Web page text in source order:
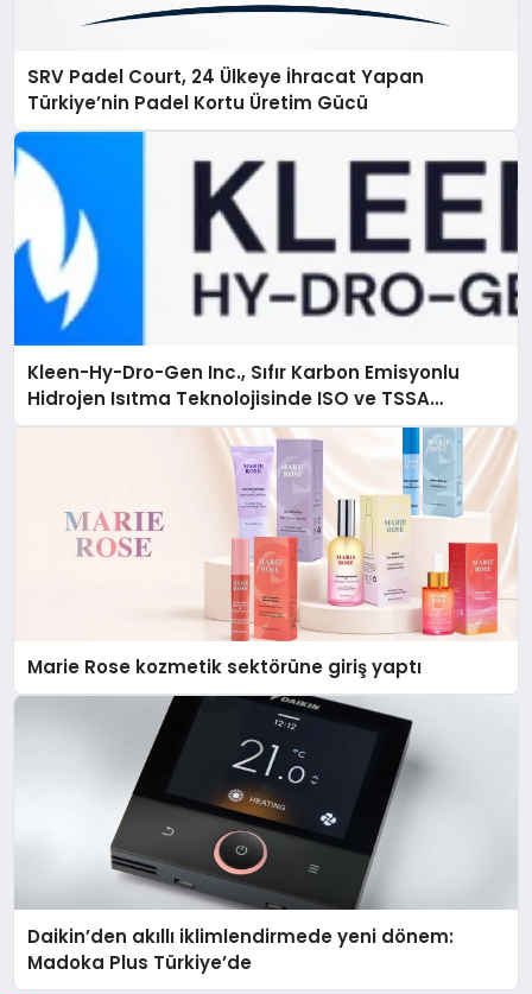
SRV Padel Court, 24 Ülkeye İhracat Yapan
Türkiye’nin Padel Kortu Üretim Gücü
Kleen-Hy-Dro-Gen Inc., Sıfır Karbon Emisyonlu
Hidrojen Isıtma Teknolojisinde ISO ve TSSA
Düzenleyici Onaylarını Aldı
Marie Rose kozmetik sektörüne giriş yaptı
Daikin’den akıllı iklimlendirmede yeni dönem:
Madoka Plus Türkiye’de